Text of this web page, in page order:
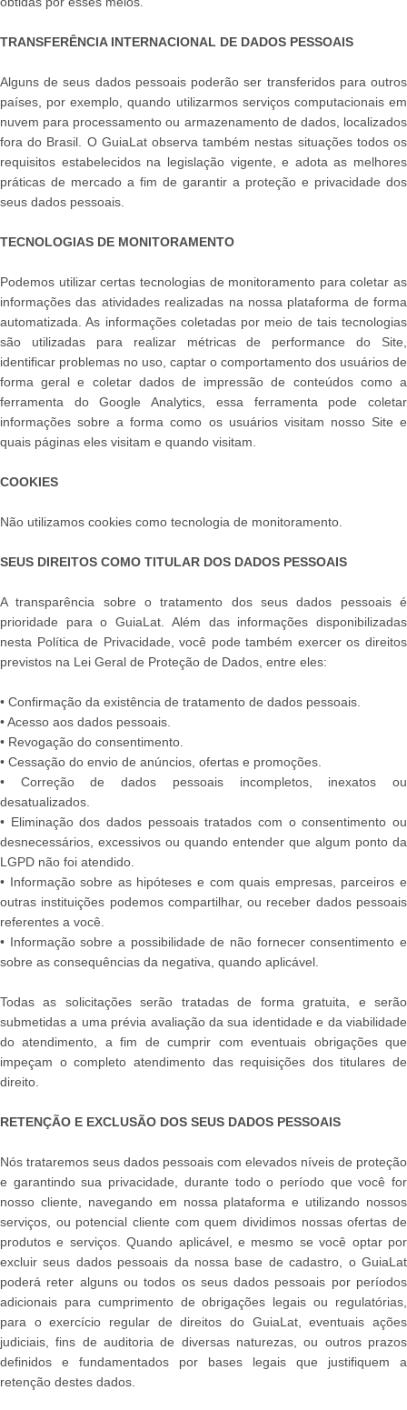
TRANSFERÊNCIA INTERNACIONAL DE DADOS PESSOAIS
Alguns de seus dados pessoais poderão ser transferidos para outros
países, por exemplo, quando utilizarmos serviços computacionais em
nuvem para processamento ou armazenamento de dados, localizados
fora do Brasil. O GuiaLat observa também nestas situações todos os
requisitos estabelecidos na legislação vigente, e adota as melhores
práticas de mercado a fim de garantir a proteção e privacidade dos
seus dados pessoais.
TECNOLOGIAS DE MONITORAMENTO
Podemos utilizar certas tecnologias de monitoramento para coletar as
informações das atividades realizadas na nossa plataforma de forma
automatizada. As informações coletadas por meio de tais tecnologias
são utilizadas para realizar métricas de performance do Site,
identificar problemas no uso, captar o comportamento dos usuários de
forma geral e coletar dados de impressão de conteúdos como a
ferramenta do Google Analytics, essa ferramenta pode coletar
informações sobre a forma como os usuários visitam nosso Site e
quais páginas eles visitam e quando visitam.
COOKIES
Não utilizamos cookies como tecnologia de monitoramento.
SEUS DIREITOS COMO TITULAR DOS DADOS PESSOAIS
A transparência sobre o tratamento dos seus dados pessoais é
prioridade para o GuiaLat. Além das informações disponibilizadas
nesta Política de Privacidade, você pode também exercer os direitos
previstos na Lei Geral de Proteção de Dados, entre eles:
• Confirmação da existência de tratamento de dados pessoais.
• Acesso aos dados pessoais.
• Revogação do consentimento.
• Cessação do envio de anúncios, ofertas e promoções.
• Correção de dados pessoais incompletos, inexatos ou
desatualizados.
• Eliminação dos dados pessoais tratados com o consentimento ou
desnecessários, excessivos ou quando entender que algum ponto da
LGPD não foi atendido.
• Informação sobre as hipóteses e com quais empresas, parceiros e
outras instituições podemos compartilhar, ou receber dados pessoais
referentes a você.
• Informação sobre a possibilidade de não fornecer consentimento e
sobre as consequências da negativa, quando aplicável.
Todas as solicitações serão tratadas de forma gratuita, e serão
submetidas a uma prévia avaliação da sua identidade e da viabilidade
do atendimento, a fim de cumprir com eventuais obrigações que
impeçam o completo atendimento das requisições dos titulares de
direito.
RETENÇÃO E EXCLUSÃO DOS SEUS DADOS PESSOAIS
Nós trataremos seus dados pessoais com elevados níveis de proteção
e garantindo sua privacidade, durante todo o período que você for
nosso cliente, navegando em nossa plataforma e utilizando nossos
serviços, ou potencial cliente com quem dividimos nossas ofertas de
produtos e serviços. Quando aplicável, e mesmo se você optar por
excluir seus dados pessoais da nossa base de cadastro, o GuiaLat
poderá reter alguns ou todos os seus dados pessoais por períodos
adicionais para cumprimento de obrigações legais ou regulatórias,
para o exercício regular de direitos do GuiaLat, eventuais ações
judiciais, fins de auditoria de diversas naturezas, ou outros prazos
definidos e fundamentados por bases legais que justifiquem a
retenção destes dados.